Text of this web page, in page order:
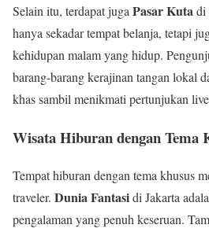
Selain itu, terdapat juga Pasar Kutadi
hanya sekadar tempat belanja, tetapi
kehidupan malam yang hidup.
barang-barang kerajinan tangan lokal
khas sambil menikmati pertunjukan
Wisata Hiburan dengan Tema
Tempat hiburan dengan tema khusus
traveler. Dunia Fantasidi Jakarta
pengalaman yang penuh keseruan.